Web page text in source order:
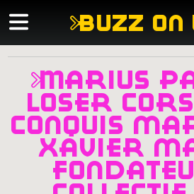
buzz
marius paoli, le
loser
conquis
xavier